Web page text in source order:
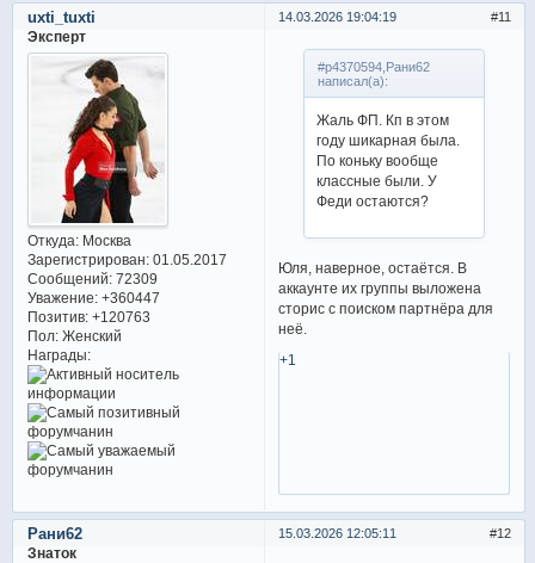
11
14.03.2026 19:04:19
uxti_tuxti
Эксперт
Откуда:Москва
Зарегистрирован: 01.05.2017
Сообщений:72309
Уважение: +360447
Позитив: +120763
Пол:Женский
Награды:
#p4370594,Рани62
написал(а):
Жаль ФП. Кп в этом
году шикарная была.
По коньку вообще
классные были. У
Феди остаются?
Юля, наверное, остаётся. В
аккаунте их группы выложена
сторис с поиском партнёра для
неё.
+1
12
15.03.2026 12:05:11
Рани62
Знаток